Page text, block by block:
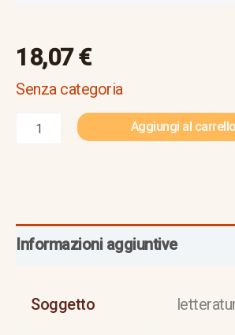
18,07€
Senza categoria
Aggiungi al carrello
Informazioni aggiuntive
Soggetto